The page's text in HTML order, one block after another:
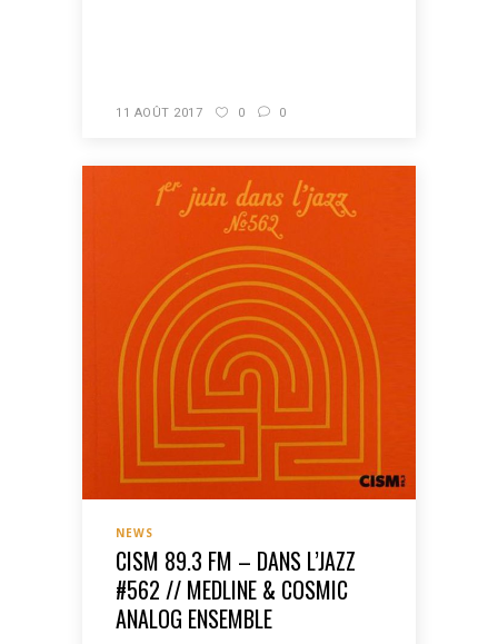
11 AOÛT 2017 0 0
NEWS
CISM 89.3 FM – DANS L’JAZZ
#562 // MEDLINE & COSMIC
ANALOG ENSEMBLE